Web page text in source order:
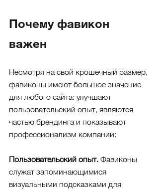
Почему фавикон
важен
Несмотря на свой крошечный размер,
фавиконы имеют большое значение
для любого сайта: улучшают
пользовательский опыт, являются
частью брендинга и показывают
профессионализм компании:
Пользовательский опыт. Фавиконы
служат запоминающимися
визуальными подсказками для